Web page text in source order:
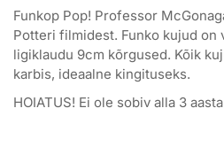
Funkop Pop! Professor
Potteri filmidest. Funko kujud on
ligiklaudu 9cm kõrgused. Kõik
karbis, ideaalne kingituseks.
HOIATUS! Ei ole sobiv alla 3